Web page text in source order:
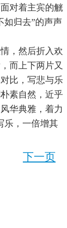
对着主宾的觥
如归去”的声声
，然后折入欢
而上下两片又
比，写悲与乐
素自然，近乎
华典雅，着力
乐，一倍增其
下一页